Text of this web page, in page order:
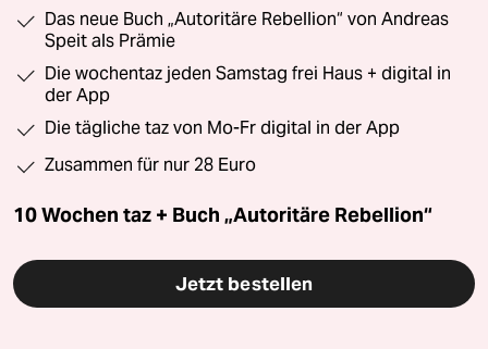
Das neue Buch „Autoritäre Rebellion“ von Andreas
Speit als Prämie
Die wochentaz jeden Samstag frei Haus + digital in
der App
Die tägliche taz von Mo-Fr digital in der App
Zusammen für nur 28 Euro
10 Wochen taz + Buch „Autoritäre Rebellion“
Jetzt bestellen